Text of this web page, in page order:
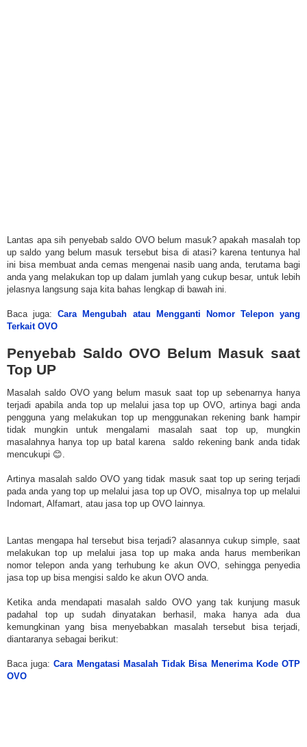
Lantas apa sih penyebab saldo OVO belum masuk? apakah masalah top
up saldo yang belum masuk tersebut bisa di atasi? karena tentunya hal
ini bisa membuat anda cemas mengenai nasib uang anda, terutama bagi
anda yang melakukan top up dalam jumlah yang cukup besar, untuk lebih
jelasnya langsung saja kita bahas lengkap di bawah ini.
Baca juga:Cara Mengubah atau Mengganti Nomor Telepon yang
Terkait OVO
Penyebab Saldo OVO Belum Masuk saat
Top UP
Masalah saldo OVO yang belum masuk saat top up sebenarnya hanya
terjadi apabila anda top up melalui jasa top up OVO, artinya bagi anda
pengguna yang melakukan top up menggunakan rekening bank hampir
tidak mungkin untuk mengalami masalah saat top up, mungkin
masalahnya hanya top up batal karena saldo rekening bank anda tidak
mencukupi 😊.
Artinya masalah saldo OVO yang tidak masuk saat top up sering terjadi
pada anda yang top up melalui jasa top up OVO, misalnya top up melalui
Indomart, Alfamart, atau jasa top up OVO lainnya.
Lantas mengapa hal tersebut bisa terjadi? alasannya cukup simple, saat
melakukan top up melalui jasa top up maka anda harus memberikan
nomor telepon anda yang terhubung ke akun OVO, sehingga penyedia
jasa top up bisa mengisi saldo ke akun OVO anda.
Ketika anda mendapati masalah saldo OVO yang tak kunjung masuk
padahal top up sudah dinyatakan berhasil, maka hanya ada dua
kemungkinan yang bisa menyebabkan masalah tersebut bisa terjadi,
diantaranya sebagai berikut:
Baca juga:Cara Mengatasi Masalah Tidak Bisa Menerima Kode OTP
OVO